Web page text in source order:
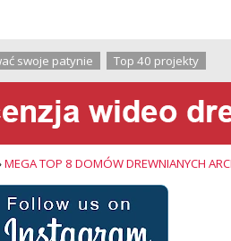
swoje patynie Top 40 projekty
MEGA TOP 8 DOMÓW DREWNIANYCH